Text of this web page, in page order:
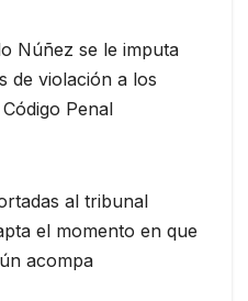
Núñez se le imputa
de violación a los
Penal
al tribunal
el momento en que
acompa